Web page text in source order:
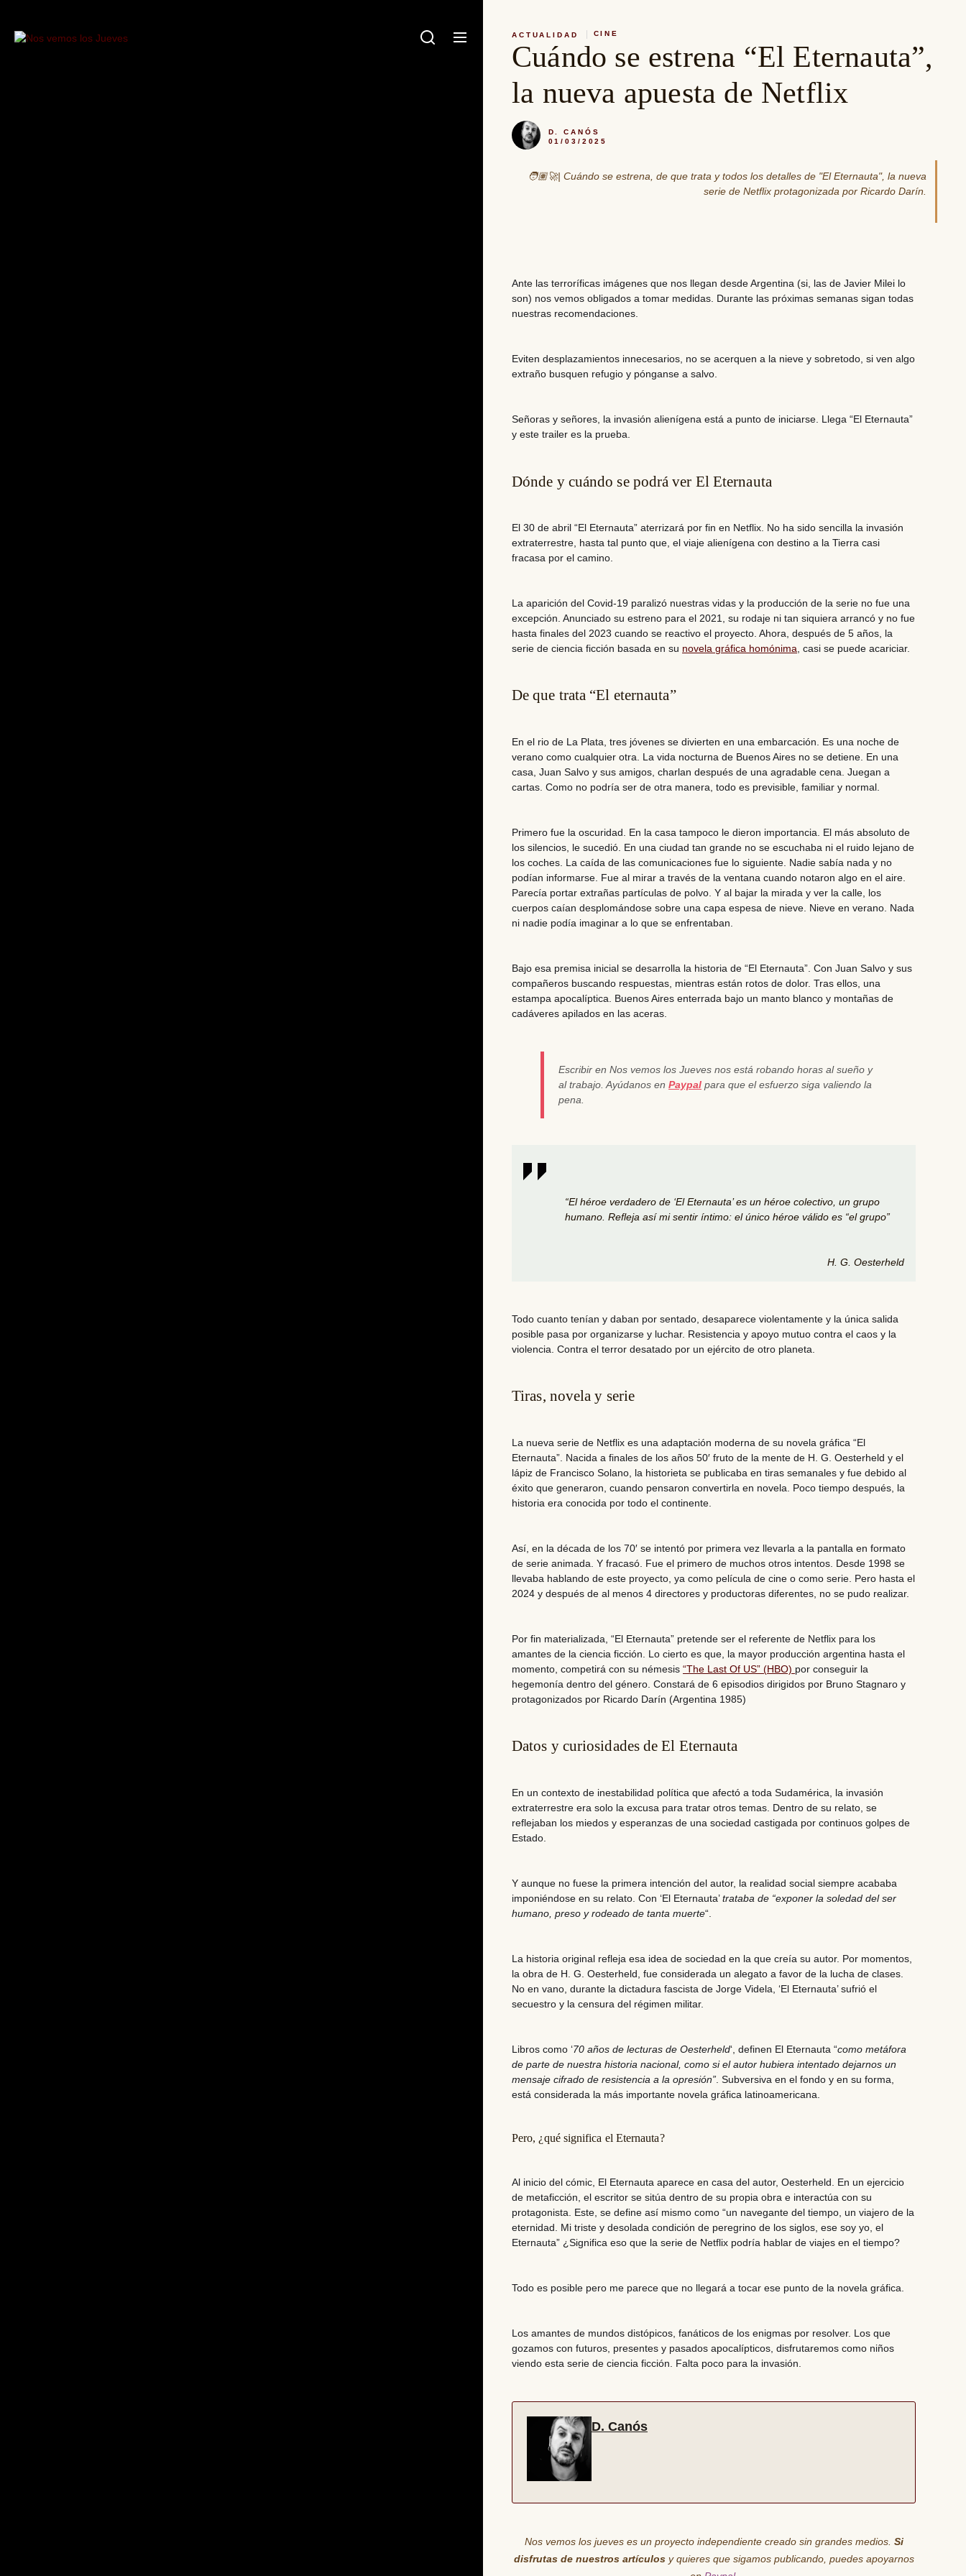
contenido
Nos
ACTUALIDAD CINE
Cuándo se estrena “El Eternauta”,
la nueva apuesta de Netflix
D. CANÓS
01/03/2025
🧑🏽‍🚀| Cuándo se estrena, de que trata y todos los detalles de "El Eternauta", la nueva
serie de Netflix protagonizada por Ricardo Darín.
Ante las terroríficas imágenes que nos llegan desde Argentina (si, las de Javier Milei lo
son) nos vemos obligados a tomar medidas. Durante las próximas semanas sigan todas
nuestras recomendaciones.
Eviten desplazamientos innecesarios, no se acerquen a la nieve y sobretodo, si ven algo
extraño busquen refugio y pónganse a salvo.
Señoras y señores, la invasión alienígena está a punto de iniciarse. Llega “El Eternauta”
y este trailer es la prueba.
Dónde y cuándo se podrá ver El Eternauta
El 30 de abril “El Eternauta” aterrizará por fin en Netflix. No ha sido sencilla la invasión
extraterrestre, hasta tal punto que, el viaje alienígena con destino a la Tierra casi
fracasa por el camino.
La aparición del Covid-19 paralizó nuestras vidas y la producción de la serie no fue una
excepción. Anunciado su estreno para el 2021, su rodaje ni tan siquiera arrancó y no fue
hasta finales del 2023 cuando se reactivo el proyecto. Ahora, después de 5 años, la
serie de ciencia ficción basada en su novela gráfica homónima, casi se puede acariciar.
De que trata “El eternauta”
En el rio de La Plata, tres jóvenes se divierten en una embarcación.
Es una noche de
verano como cualquier otra. La vida nocturna de Buenos Aires no se detiene. En una
casa, Juan Salvo y sus amigos, charlan después de una agradable cena. Juegan a
cartas. Como no podría ser de otra manera, todo es previsible, familiar y normal.
Primero fue la oscuridad. En la casa tampoco le dieron importancia. El más absoluto de
los silencios, le sucedió. En una ciudad tan grande no se escuchaba ni el ruido lejano de
los coches. La caída de las comunicaciones fue lo siguiente. Nadie sabía nada y no
podían informarse. Fue al mirar a través de la ventana cuando notaron algo en el aire.
Parecía portar extrañas partículas de polvo. Y al bajar la mirada y ver la calle, los
cuerpos caían desplomándose sobre una capa espesa de nieve. Nieve en verano.
Nada
ni nadie podía imaginar a lo que se enfrentaban.
Bajo esa premisa inicial se desarrolla la historia de “El Eternauta” . Con Juan Salvo y sus
compañeros buscando respuestas, mientras están rotos de dolor. Tras ellos, una
estampa apocalíptica. Buenos Aires enterrada bajo un manto blanco y montañas de
cadáveres apilados en las aceras.
Escribir en Nos vemos los Jueves nos está robando horas al sueño y
al trabajo. Ayúdanos en Paypal para que el esfuerzo siga valiendo la
pena.
“El héroe verdadero de ‘El Eternauta’ es un héroe colectivo, un grupo
humano. Refleja así mi sentir íntimo: el único héroe válido es “el grupo”
H. G. Oesterheld
Todo cuanto tenían y daban por sentado, desaparece violentamente y la única salida
posible pasa por organizarse y luchar. Resistencia y apoyo mutuo contra el caos y la
violencia. Contra el terror desatado por un ejército de otro planeta.
Tiras, novela y serie
La nueva serie de Netflix es una adaptación moderna de su novela gráfica “El
Eternauta”. Nacida a finales de los años 50′ fruto de la mente de H. G. Oesterheld y el
lápiz de Francisco Solano, la historieta se publicaba en tiras semanales y fue debido al
éxito que generaron, cuando pensaron convertirla en novela. Poco tiempo después, la
historia era conocida por todo el continente.
Así, en la década de los 70′ se intentó por primera vez llevarla a la pantalla en formato
de serie animada. Y fracasó. Fue el primero de muchos otros intentos. Desde 1998 se
llevaba hablando de este proyecto, ya como película de cine o como serie. Pero hasta el
2024 y después de al menos 4 directores y productoras diferentes, no se pudo realizar.
Por fin materializada, “El Eternauta” pretende ser el referente de Netflix para los
amantes de la ciencia ficción. Lo cierto es que, la mayor producción argentina hasta el
momento, competirá con su némesis “The Last Of US” (HBO) por conseguir la
hegemonía dentro del género. Constará de 6 episodios dirigidos por Bruno Stagnaro y
protagonizados por Ricardo Darín (Argentina 1985)
Datos y curiosidades de El Eternauta
En un contexto de inestabilidad política que afectó a toda Sudamérica, la invasión
extraterrestre era solo la excusa para tratar otros temas. Dentro de su relato, se
reflejaban los miedos y esperanzas de una sociedad castigada por continuos golpes de
Estado.
Y aunque no fuese la primera intención del autor, la realidad social siempre acababa
imponiéndose en su relato. Con ‘El Eternauta’ trataba de “exponer la soledad del ser
humano, preso y rodeado de tanta muerte“.
La historia original refleja esa idea de sociedad en la que creía su autor. Por momentos,
la obra de H. G. Oesterheld, fue considerada un alegato a favor de la lucha de clases.
No en vano, durante la dictadura fascista de Jorge Videla, ‘El Eternauta’ sufrió el
secuestro y la censura del régimen militar.
Libros como ‘70 años de lecturas de Oesterheld‘, definen El Eternauta “como metáfora
de parte de nuestra historia nacional, como si el autor hubiera intentado dejarnos un
mensaje cifrado de resistencia a la opresión”. Subversiva en el fondo y en su forma,
está considerada la más importante novela gráfica latinoamericana.
Pero, ¿qué significa el Eternauta?
Al inicio del cómic, El Eternauta aparece en casa del autor, Oesterheld. En un ejercicio
de metaficción , el escritor se sitúa dentro de su propia obra e interactúa con su
protagonista. Este, se define así mismo como “un navegante del tiempo, un viajero de la
eternidad. Mi triste y desolada condición de peregrino de los siglos, ese soy yo, el
Eternauta” ¿Significa eso que la serie de Netflix podría hablar de viajes en el tiempo?
Todo es posible pero me parece que no llegará a tocar ese punto de la novela gráfica.
Los amantes de mundos distópicos, fanáticos de los enigmas por resolver. Los que
gozamos con futuros, presentes y pasados apocalípticos, disfrutaremos como niños
viendo esta serie de ciencia ficción. Falta poco para la invasión.
D. Canós
Nos vemos los jueves es un proyecto independiente creado sin grandes medios. Si
disfrutas de nuestros artículosy quieres que sigamos publicando, puedes apoyarnos